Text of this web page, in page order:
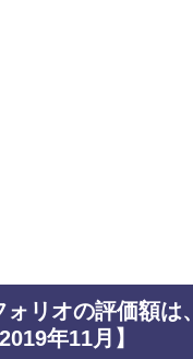
リオの評価額は、
年11月】